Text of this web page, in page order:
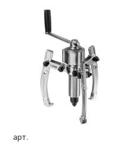
арт.